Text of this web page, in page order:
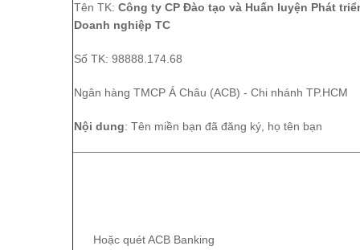
Tên TK: Công ty CP Đào tạo và Huấn luyện Phát
Doanh nghiệp TC
Số TK: 98888.174.68
Ngân hàng TMCP Á Châu (ACB) - Chi nhánh TP.HCM
Nội dung: Tên miền bạn đã đăng ký, họ tên bạn
Hoặc quét ACB Banking